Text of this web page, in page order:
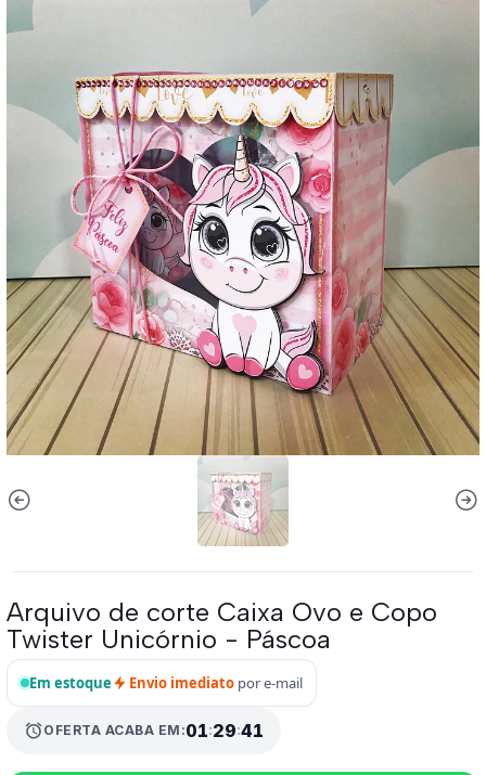
Arquivo de corte Caixa Ovo e Copo
Twister Unicórnio - Páscoa
Em estoque Envio imediato por e-mail
alarmOFERTA ACABA EM:01:29:41